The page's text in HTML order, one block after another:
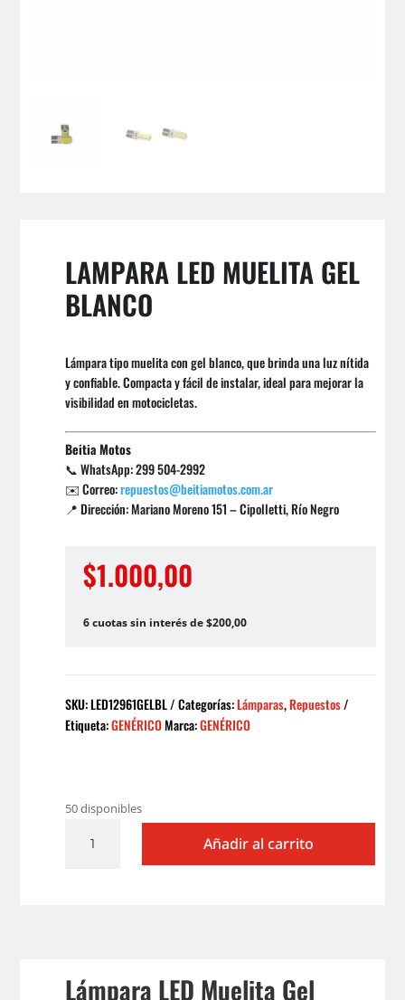
LAMPARA LED MUELITA GEL
BLANCO
Lámpara tipo muelita con gel blanco, que brinda una luz nítida
y confiable. Compacta y fácil de instalar, ideal para mejorar la
visibilidad en motocicletas.
Beitia Motos
📞 WhatsApp: 299 504-2992
✉️ Correo:repuestos@beitiamotos.com.ar
📍 Dirección: Mariano Moreno 151 – Cipolletti, Río Negro
$1.000,00
6 cuotas sin interés de $200,00
SKU:LED12961GELBL Categorías:Lámparas,Repuestos
Etiqueta:GENÉRICOMarca:GENÉRICO
50 disponibles
Añadir al carrito
Lámpara LED Muelita Gel